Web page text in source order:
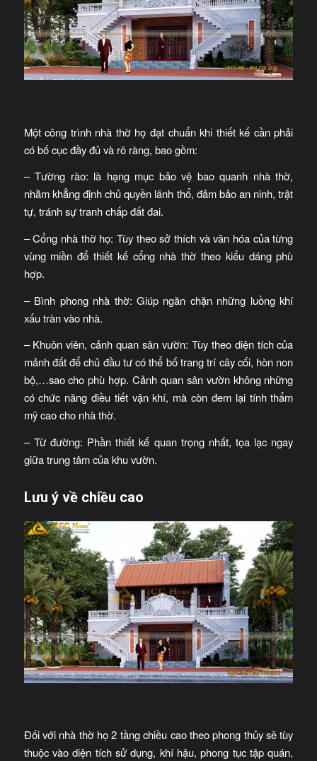
Một công trình nhà thờ họ đạt chuẩn khi thiết kế cần phải
có bố cục đầy đủ và rõ ràng, bao gồm:
– Tường rào: là hạng mục bảo vệ bao quanh nhà thờ,
nhằm khẳng định chủ quyền lãnh thổ, đảm bảo an ninh, trật
tự, tránh sự tranh chấp đất đai.
– Cổng nhà thờ họ: Tùy theo sở thích và văn hóa của từng
vùng miền để thiết kế cổng nhà thờ theo kiểu dáng phù
hợp.
– Bình phong nhà thờ: Giúp ngăn chặn những luồng khí
xấu tràn vào nhà.
– Khuôn viên, cảnh quan sân vườn: Tùy theo diện tích của
mảnh đất để chủ đầu tư có thể bố trang trí cây cối, hòn non
bộ,…sao cho phù hợp. Cảnh quan sân vườn không những
có chức năng điều tiết vận khí, mà còn đem lại tính thẩm
mỹ cao cho nhà thờ.
– Từ đường: Phần thiết kế quan trọng nhất, tọa lạc ngay
giữa trung tâm của khu vườn.
Lưu ý về chiều cao
Đối với nhà thờ họ 2 tầng chiều cao theo phong thủy sẽ tùy
thuộc vào diện tích sử dụng, khí hậu, phong tục tập quán,